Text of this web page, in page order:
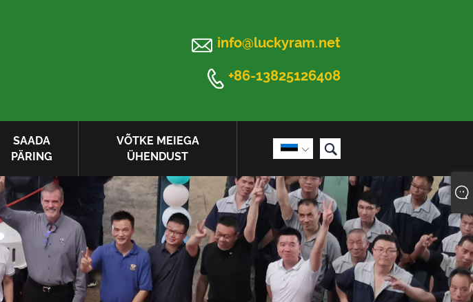
 info@luckyram.net
 +86-13825126408
 
SAADA
PÄRING
VÕTKE MEIEGA
ÜHENDUST